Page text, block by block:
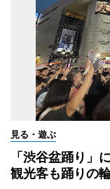
見る・遊ぶ
「渋谷盆踊り
観光客も踊りの